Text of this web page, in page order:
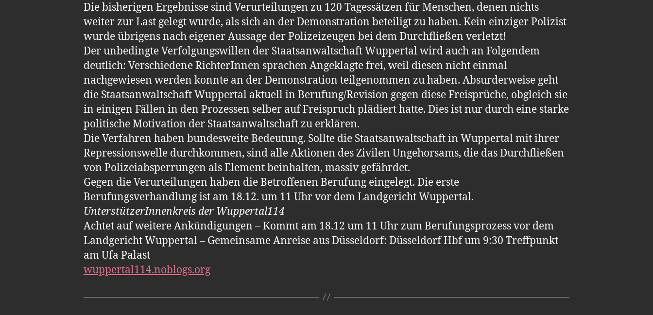
Die bisherigen Ergebnisse sind Verurteilungen zu 120 Tagessätzen für Menschen, denen nichts
weiter zur Last gelegt wurde, als sich an der Demonstration beteiligt zu haben. Kein einziger Polizist
wurde übrigens nach eigener Aussage der Polizeizeugen bei dem Durchfließen verletzt!
Der unbedingte Verfolgungswillen der Staatsanwaltschaft Wuppertal wird auch an Folgendem
deutlich: Verschiedene RichterInnen sprachen Angeklagte frei, weil diesen nicht einmal
nachgewiesen werden konnte an der Demonstration teilgenommen zu haben. Absurderweise geht
die Staatsanwaltschaft Wuppertal aktuell in Berufung/Revision gegen diese Freisprüche, obgleich sie
in einigen Fällen in den Prozessen selber auf Freispruch plädiert hatte. Dies ist nur durch eine starke
politische Motivation der Staatsanwaltschaft zu erklären.
Die Verfahren haben bundesweite Bedeutung. Sollte die Staatsanwaltschaft in Wuppertal mit ihrer
Repressionswelle durchkommen, sind alle Aktionen des Zivilen Ungehorsams, die das Durchfließen
von Polizeiabsperrungen als Element beinhalten, massiv gefährdet.
Gegen die Verurteilungen haben die Betroffenen Berufung eingelegt. Die erste
Berufungsverhandlung ist am 18.12. um 11 Uhr vor dem Landgericht Wuppertal.
UnterstützerInnenkreis der Wuppertal114
Achtet auf weitere Ankündigungen – Kommt am 18.12 um 11 Uhr zum Berufungsprozess vor dem
Landgericht Wuppertal – Gemeinsame Anreise aus Düsseldorf: Düsseldorf Hbf um 9:30 Treffpunkt
am Ufa Palast
wuppertal114.noblogs.org